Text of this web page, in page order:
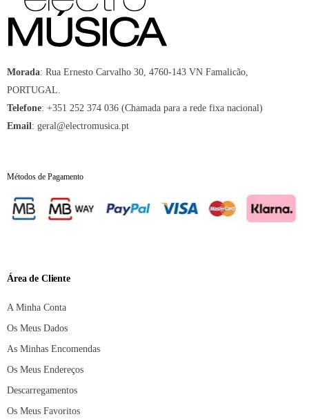
Morada: Rua Ernesto Carvalho 30, 4760-143 VN Famalicão,
PORTUGAL.
Telefone: +351 252 374 036 (Chamada para a rede fixa nacional)
Email: geral@electromusica.pt
Métodos de Pagamento
Área de Cliente
A Minha Conta
Os Meus Dados
As Minhas Encomendas
Os Meus Endereços
Descarregamentos
Os Meus Favoritos